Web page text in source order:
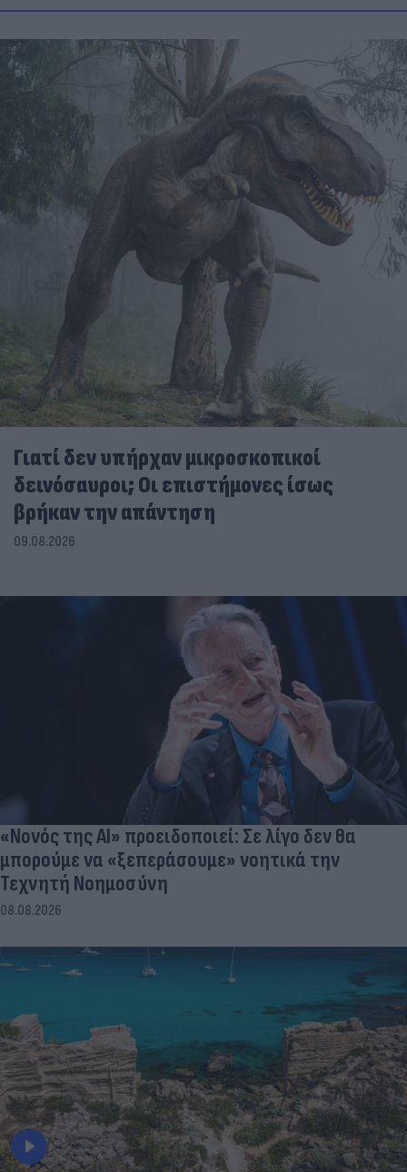
Γιατί δεν υπήρχαν μικροσκοπικοί
δεινόσαυροι; Οι επιστήμονες ίσως
βρήκαν την απάντηση
09.08.2026
«Νονός της AI» προειδοποιεί: Σε λίγο δεν θα
μπορούμε να «ξεπεράσουμε» νοητικά την
Τεχνητή Νοημοσύνη
08.08.2026